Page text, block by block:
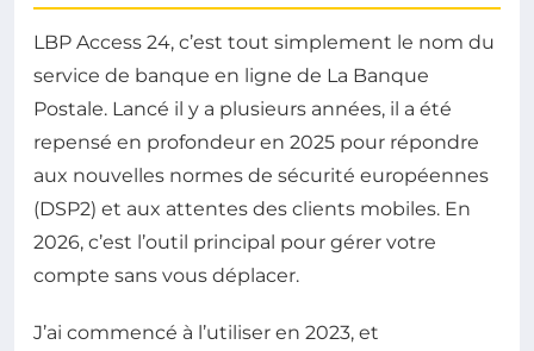
LBP Access 24, c’est tout simplement le nom du
service de banque en ligne de La Banque
Postale. Lancé il y a plusieurs années, il a été
repensé en profondeur en 2025 pour répondre
aux nouvelles normes de sécurité européennes
(DSP2) et aux attentes des clients mobiles. En
2026, c’est l’outil principal pour gérer votre
compte sans vous déplacer.
J’ai commencé à l’utiliser en 2023, et